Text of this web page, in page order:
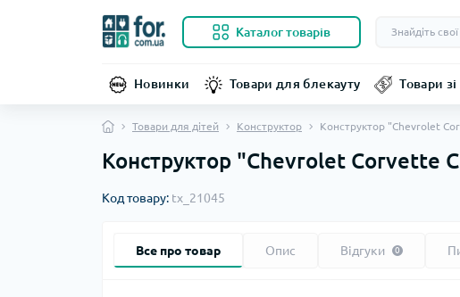
Каталог товарів
Новинки Товари для блекауту Товари
Товари для дітей Конструктор Конструктор "Chevrolet
Конструктор "Chevrolet Corvette
Код товару: tx_21045
Все про товар Опис Відгуки 0